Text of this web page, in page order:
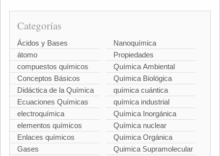
Categorías
Ácidos y Bases
átomo
compuestos químicos
Conceptos Básicos
Didáctica de la Química
Ecuaciones Químicas
electroquímica
elementos químicos
Enlaces químicos
Gases
Nanoquímica
Propiedades
Química Ambiental
Química Biológica
química cuántica
química industrial
Química Inorgánica
Química nuclear
Química Orgánica
Quimica Supramolecular